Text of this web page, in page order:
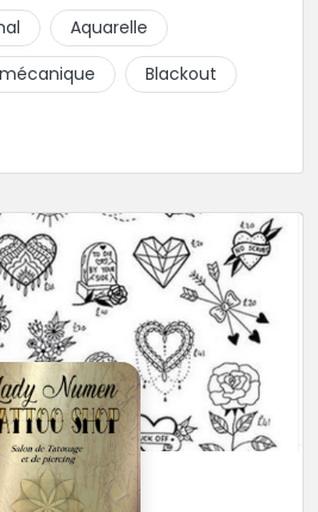
boutiques de la ville
équipe. La boutique
tatoueurs en tant que
l'année afin de proposer
Aquarelle
Blackout